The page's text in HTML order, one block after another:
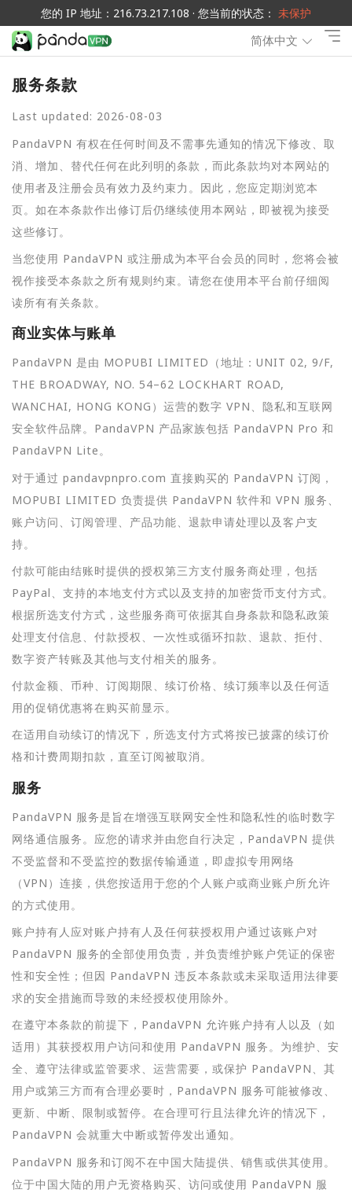
您的 IP 地址：216.73.217.108 · 您当前的状态： 未保护
简体中文
服务条款
Last updated: 2026-08-03
PandaVPN 有权在任何时间及不需事先通知的情况下修改、取
消、增加、替代任何在此列明的条款，而此条款均对本网站的
使用者及注册会员有效力及约束力。因此，您应定期浏览本
页。如在本条款作出修订后仍继续使用本网站，即被视为接受
这些修订。
当您使用 PandaVPN 或注册成为本平台会员的同时，您将会被
视作接受本条款之所有规则约束。请您在使用本平台前仔细阅
读所有有关条款。
商业实体与账单
PandaVPN 是由 MOPUBI LIMITED（地址：UNIT 02, 9/F,
THE BROADWAY, NO. 54–62 LOCKHART ROAD,
WANCHAI, HONG KONG）运营的数字 VPN、隐私和互联网
安全软件品牌。PandaVPN 产品家族包括 PandaVPN Pro 和
PandaVPN Lite。
对于通过 pandavpnpro.com 直接购买的 PandaVPN 订阅，
MOPUBI LIMITED 负责提供 PandaVPN 软件和 VPN 服务、
账户访问、订阅管理、产品功能、退款申请处理以及客户支
持。
付款可能由结账时提供的授权第三方支付服务商处理，包括
PayPal、支持的本地支付方式以及支持的加密货币支付方式。
根据所选支付方式，这些服务商可依据其自身条款和隐私政策
处理支付信息、付款授权、一次性或循环扣款、退款、拒付、
数字资产转账及其他与支付相关的服务。
付款金额、币种、订阅期限、续订价格、续订频率以及任何适
用的促销优惠将在购买前显示。
在适用自动续订的情况下，所选支付方式将按已披露的续订价
格和计费周期扣款，直至订阅被取消。
服务
PandaVPN 服务是旨在增强互联网安全性和隐私性的临时数字
网络通信服务。应您的请求并由您自行决定，PandaVPN 提供
不受监督和不受监控的数据传输通道，即虚拟专用网络
（VPN）连接，供您按适用于您的个人账户或商业账户所允许
的方式使用。
账户持有人应对账户持有人及任何获授权用户通过该账户对
PandaVPN 服务的全部使用负责，并负责维护账户凭证的保密
性和安全性；但因 PandaVPN 违反本条款或未采取适用法律要
求的安全措施而导致的未经授权使用除外。
在遵守本条款的前提下，PandaVPN 允许账户持有人以及（如
适用）其获授权用户访问和使用 PandaVPN 服务。为维护、安
全、遵守法律或监管要求、运营需要，或保护 PandaVPN、其
用户或第三方而有合理必要时，PandaVPN 服务可能被修改、
更新、中断、限制或暂停。在合理可行且法律允许的情况下，
PandaVPN 会就重大中断或暂停发出通知。
PandaVPN 服务和订阅不在中国大陆提供、销售或供其使用。
位于中国大陆的用户无资格购买、访问或使用 PandaVPN 服